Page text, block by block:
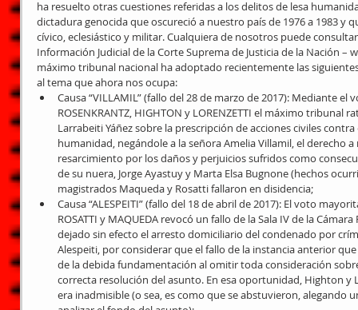
ha resuelto otras cuestiones referidas a los delitos de lesa
dictadura genocida que oscureció a nuestro país de 1976 a 1983 y
cívico, eclesiástico y militar. Cualquiera de nosotros puede
Información Judicial de la Corte Suprema de Justicia de la Nación –
máximo tribunal nacional ha adoptado recientemente las
al tema que ahora nos ocupa:
Causa “VILLAMIL” (fallo del 28 de marzo de 2017): Mediante
ROSENKRANTZ, HIGHTON y LORENZETTI el máximo tribunal
Larrabeiti Yáñez sobre la prescripción de acciones civiles
humanidad, negándole a la señora Amelia Villamil, el derecho
resarcimiento por los daños y perjuicios sufridos como
de su nuera, Jorge Ayastuy y Marta Elsa Bugnone (hechos
magistrados Maqueda y Rosatti fallaron en disidencia;
Causa “ALESPEITI” (fallo del 18 de abril de 2017): El voto
ROSATTI y MAQUEDA revocó un fallo de la Sala IV de la
dejado sin efecto el arresto domiciliario del condenado por
Alespeiti, por considerar que el fallo de la instancia anterior
de la debida fundamentación al omitir toda consideración
correcta resolución del asunto. En esa oportunidad, Highton
era inadmisible (o sea, es como que se abstuvieron, alegando